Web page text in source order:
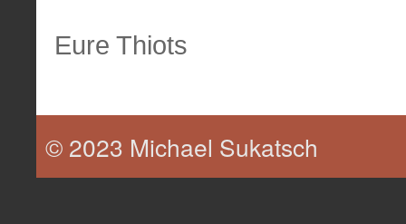
Eure Thiots
© 2023 Michael Sukatsch